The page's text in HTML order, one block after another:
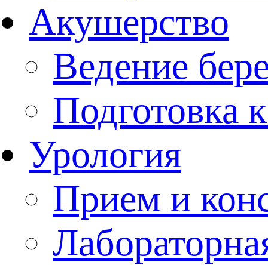
Акушерство
Ведение
Подготовка
Урология
Прием и